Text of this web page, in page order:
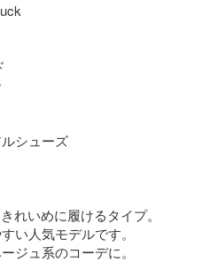
シューズ
れいめに履けるタイプ。
い人気モデルです。
ジュ系のコーデに。